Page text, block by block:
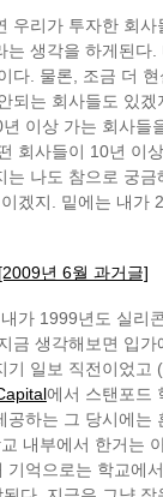
우리가 투자한 회사
는 생각을 하게된다.
다. 물론, 조금 더
되는 회사들도 있
이상 가는 회사들
회사들이 10년 이
는 나도 참으로 궁금
겠지. 밑에는 내가
[2009년 6월 과거글]
가 1999년도 실리
금 생각해보면 입가
기 일보 직전이었고
에서 스탠포드
공하는 그 당시에는
내부에서 한거는
기억으로는 학교에